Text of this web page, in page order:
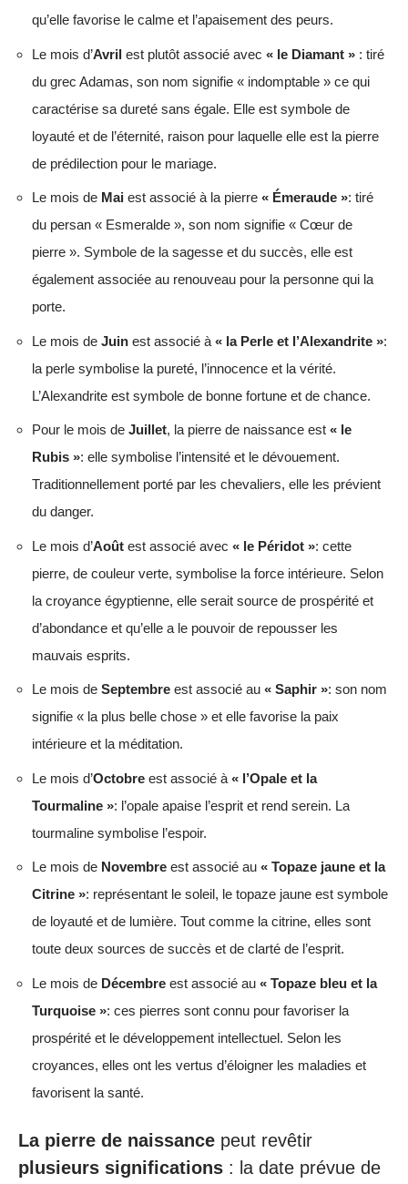
qu’elle favorise le calme et l’apaisement des peurs.
Le mois d’Avril est plutôt associé avec « le Diamant » : tiré
du grec Adamas, son nom signifie « indomptable » ce qui
caractérise sa dureté sans égale. Elle est symbole de
loyauté et de l’éternité, raison pour laquelle elle est la pierre
de prédilection pour le mariage.
Le mois de Mai est associé à la pierre « Émeraude »: tiré
du persan « Esmeralde », son nom signifie « Cœur de
pierre ». Symbole de la sagesse et du succès, elle est
également associée au renouveau pour la personne qui la
porte.
Le mois de Juin est associé à « la Perle et l’Alexandrite »:
la perle symbolise la pureté, l’innocence et la vérité.
L’Alexandrite est symbole de bonne fortune et de chance.
Pour le mois de Juillet, la pierre de naissance est « le
Rubis »: elle symbolise l’intensité et le dévouement.
Traditionnellement porté par les chevaliers, elle les prévient
du danger.
Le mois d’Août est associé avec « le Péridot »: cette
pierre, de couleur verte, symbolise la force intérieure. Selon
la croyance égyptienne, elle serait source de prospérité et
d’abondance et qu’elle a le pouvoir de repousser les
mauvais esprits.
Le mois de Septembre est associé au « Saphir »: son nom
signifie « la plus belle chose » et elle favorise la paix
intérieure et la méditation.
Le mois d’Octobre est associé à « l’Opale et la
Tourmaline »: l’opale apaise l’esprit et rend serein. La
tourmaline symbolise l’espoir.
Le mois de Novembre est associé au « Topaze jaune et la
Citrine »: représentant le soleil, le topaze jaune est symbole
de loyauté et de lumière. Tout comme la citrine, elles sont
toute deux sources de succès et de clarté de l’esprit.
Le mois de Décembre est associé au « Topaze bleu et la
Turquoise »: ces pierres sont connu pour favoriser la
prospérité et le développement intellectuel. Selon les
croyances, elles ont les vertus d’éloigner les maladies et
favorisent la santé.
La pierre de naissance peut revêtir
plusieurs significations : la date prévue de